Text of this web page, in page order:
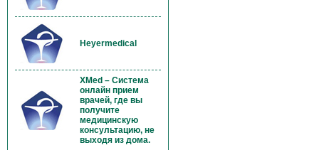
Heyermedical
XMed – Система
онлайн прием
врачей, где вы
получите
медицинскую
консультацию, не
выходя из дома.